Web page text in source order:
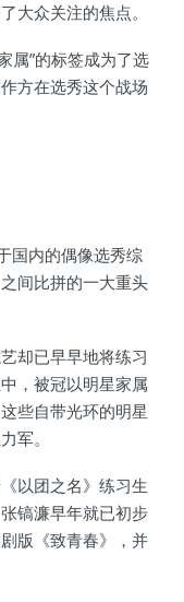
大众关注的焦点。
属”的标签成为了选
方在选秀这个战场
国内的偶像选秀综
间比拼的一大重头
却已早早地将练习
，被冠以明星家属
些自带光环的明星
军。
以团之名》练习生
镐濂早年就已初步
版《致青春》，并